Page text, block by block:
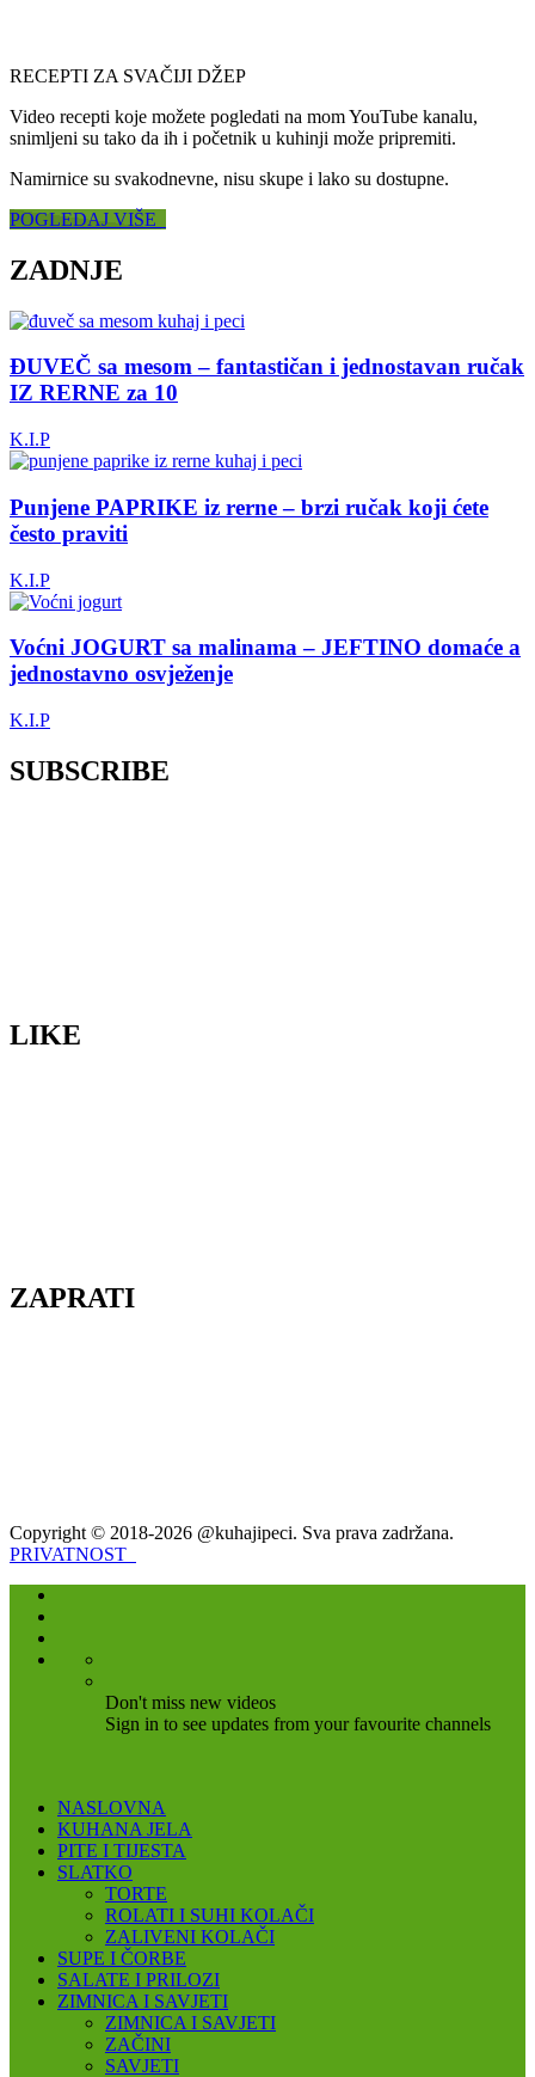
RECEPTI ZA SVAČIJI DŽEP
Video recepti koje možete pogledati na mom YouTube kanalu,
snimljeni su tako da ih i početnik u kuhinji može pripremiti.
Namirnice su svakodnevne, nisu skupe i lako su dostupne.
POGLEDAJ VIŠE
ZADNJE
ĐUVEČ sa mesom – fantastičan i jednostavan ručak
IZ RERNE za 10
K.I.P
Punjene PAPRIKE iz rerne – brzi ručak koji ćete
često praviti
K.I.P
Voćni JOGURT sa malinama – JEFTINO domaće a
jednostavno osvježenje
K.I.P
SUBSCRIBE
LIKE
ZAPRATI
Copyright © 2018-2026 @kuhajipeci. Sva prava zadržana.
PRIVATNOST
Don't miss new videos
Sign in to see updates from your favourite channels
NASLOVNA
KUHANA JELA
PITE I TIJESTA
SLATKO
TORTE
ROLATI I SUHI KOLAČI
ZALIVENI KOLAČI
SUPE I ČORBE
SALATE I PRILOZI
ZIMNICA I SAVJETI
ZIMNICA I SAVJETI
ZAČINI
SAVJETI